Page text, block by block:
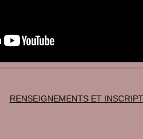
RENSEIGNEMENTS ET